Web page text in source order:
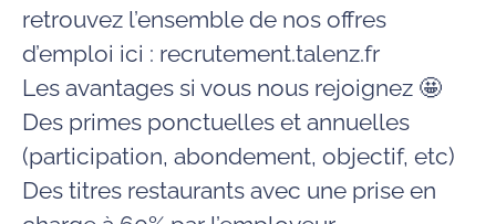
retrouvez l’ensemble de nos offres
d’emploi ici : recrutement.talenz.fr
Les avantages si vous nous rejoignez 🤩
Des primes ponctuelles et annuelles
(participation, abondement, objectif, etc)
Des titres restaurants avec une prise en